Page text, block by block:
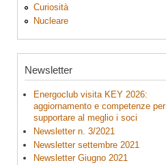
Curiosità
Nucleare
Newsletter
Energoclub visita KEY 2026:
aggiornamento e competenze per
supportare al meglio i soci
Newsletter n. 3/2021
Newsletter settembre 2021
Newsletter Giugno 2021